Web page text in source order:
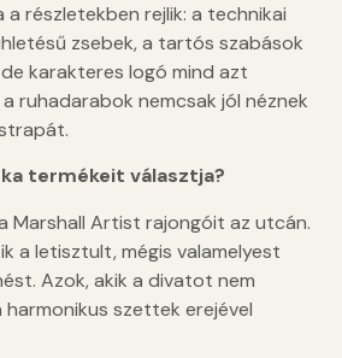
a részletekben rejlik: a technikai
zsebek, a tartós szabások
karakteres logó mind azt
ruhadarabok nemcsak jól néznek
termékeit választja?
Marshall Artist rajongóit az utcán.
a letisztult, mégis valamelyest
Azok, akik a divatot nem
harmonikus szettek erejével